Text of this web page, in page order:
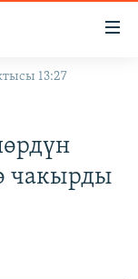
13:27
чакырды